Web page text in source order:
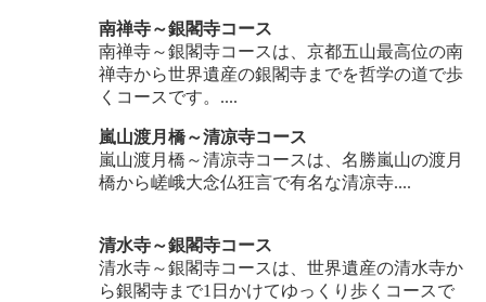
南禅寺～銀閣寺コース
南禅寺～銀閣寺コースは、京都五山最高位の南
禅寺から世界遺産の銀閣寺までを哲学の道で歩
くコースです。....
嵐山渡月橋～清凉寺コース
嵐山渡月橋～清凉寺コースは、名勝嵐山の渡月
橋から嵯峨大念仏狂言で有名な清凉寺....
清水寺～銀閣寺コース
清水寺～銀閣寺コースは、世界遺産の清水寺か
ら銀閣寺まで1日かけてゆっくり歩くコースで